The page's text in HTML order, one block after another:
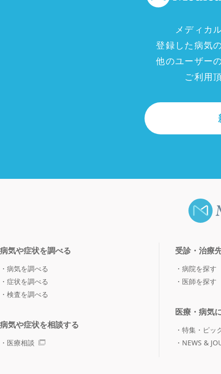
メディカ
登録した病気
他のユーザー
ご利用
病気や症状を調べる
病気を調べる
症状を調べる
検査を調べる
病気や症状を相談する
医療相談
受診・治療
病院を探す
医師を探す
医療・病気
特集・ピッ
NEWS &